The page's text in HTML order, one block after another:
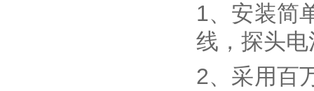
1、安装简
线，探头
2、采用百